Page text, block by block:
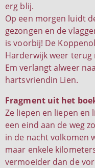
erg blij.
Op een morgen luidt
gezongen en de
is voorbij! De
Harderwijk weer terug
Em verlangt alweer
hartsvriendin Lien.
Fragment uit het
Ze liepen en liepen en
een eind aan de weg
in de nacht volkomen
maar enkele
vermoeider dan de